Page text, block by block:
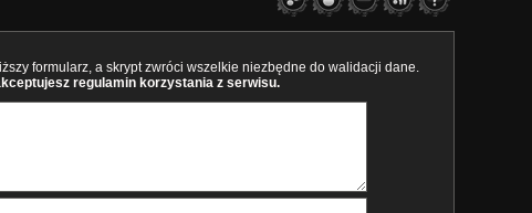
formularz, a skrypt zwróci wszelkie niezbędne do walidacji dane.
regulamin korzystania z serwisu.